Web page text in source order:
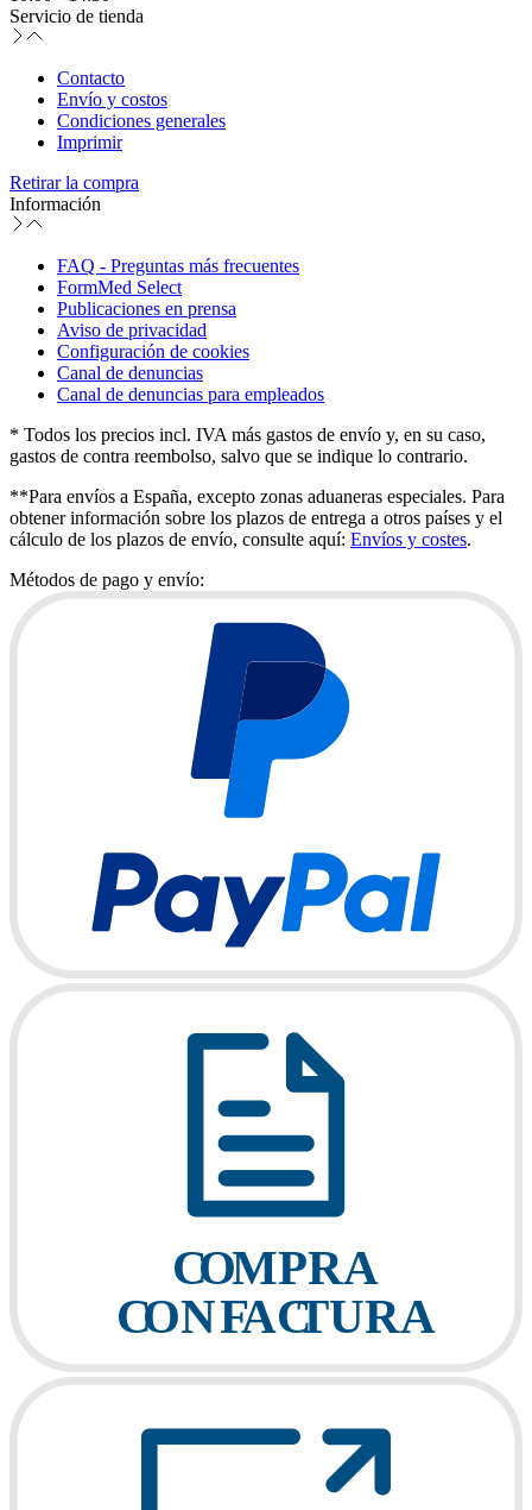
Servicio de tienda
Contacto
Envío y costos
Condiciones generales
Imprimir
Retirar la compra
Información
FAQ - Preguntas más frecuentes
FormMed Select
Publicaciones en prensa
Aviso de privacidad
Configuración de cookies
Canal de denuncias
Canal de denuncias para empleados
* Todos los precios incl. IVA más gastos de envío y, en su caso,
gastos de contra reembolso, salvo que se indique lo contrario.
**Para envíos a España, excepto zonas aduaneras especiales. Para
obtener información sobre los plazos de entrega a otros países y el
cálculo de los plazos de envío, consulte aquí: Envíos y costes.
Métodos de pago y envío: